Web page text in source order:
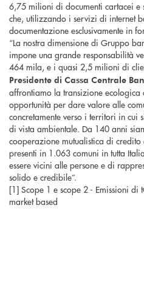
6,75 milioni di documenti cartacei
che, utilizzando i servizi di internet
documentazione esclusivamente in
“La nostra dimensione di Gruppo
impone una grande responsabilità
464 mila, e i quasi 2,5 milioni di
Presidente di Cassa Centrale
affrontiamo la transizione ecologica
opportunità per dare valore alle
concretamente verso i territori in cui
di vista ambientale. Da 140 anni
cooperazione mutualistica di credito
presenti in 1.063 comuni in tutta
essere vicini alle persone e di
solido e credibile”.
[1] Scope 1 e scope 2 - Emissioni di
market based